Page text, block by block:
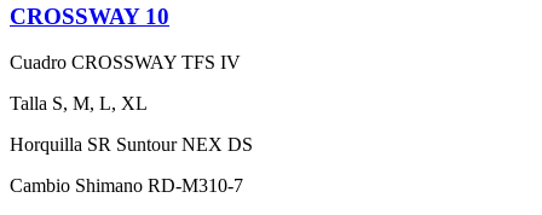
CROSSWAY 10
Cuadro CROSSWAY TFS IV
Talla S, M, L, XL
Horquilla SR Suntour NEX DS
Cambio Shimano RD-M310-7